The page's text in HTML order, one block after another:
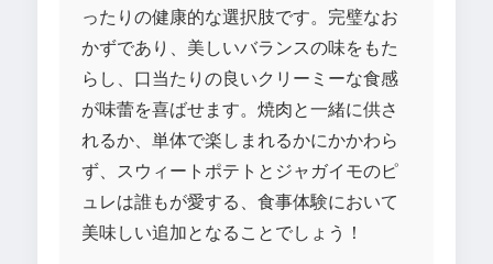
ったりの健康的な選択肢です。完璧なお
かずであり、美しいバランスの味をもた
らし、口当たりの良いクリーミーな食感
が味蕾を喜ばせます。焼肉と一緒に供さ
れるか、単体で楽しまれるかにかかわら
ず、スウィートポテトとジャガイモのピ
ュレは誰もが愛する、食事体験において
美味しい追加となることでしょう！